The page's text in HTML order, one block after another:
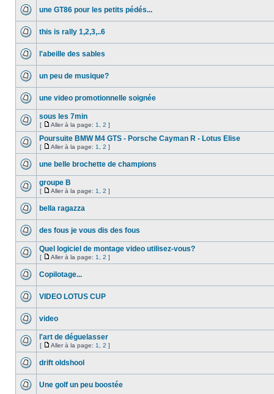
une GT86 pour les petits pédés...
this is rally 1,2,3,..6
l'abeille des sables
un peu de musique?
une video promotionnelle soignée
sous les 7min
[ Aller à la page: 1 2 ]
Poursuite BMW M4 GTS - Porsche Cayman R - Lotus Elise
[ Aller à la page: 1 2 ]
une belle brochette de champions
groupe B
[ Aller à la page: 1 2 ]
bella ragazza
des fous je vous dis des fous
Quel logiciel de montage video utilisez-vous?
[ Aller à la page: 1 2 ]
Copilotage...
VIDEO LOTUS CUP
video
l'art de déguelasser
[ Aller à la page: 1 2 ]
drift oldshool
Une golf un peu boostée